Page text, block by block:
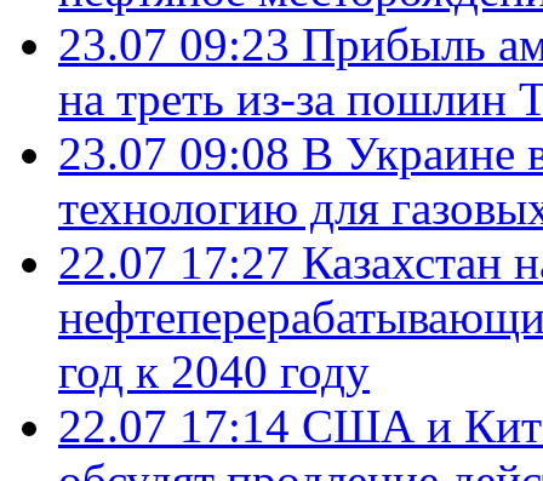
23.07 09:23 Прибыль
на треть из-за пошлин
23.07 09:08 В Украине
технологию для
22.07 17:27 Казахстан
год к 2040 году
22.07 17:14 США и